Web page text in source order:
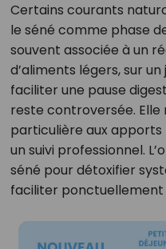
Certains courants
le séné comme phase
souvent associée à un
d’aliments légers, sur un
faciliter une pause
reste controversée.
particulière aux
un suivi professionnel.
séné pour détoxifier
faciliter ponctuellement